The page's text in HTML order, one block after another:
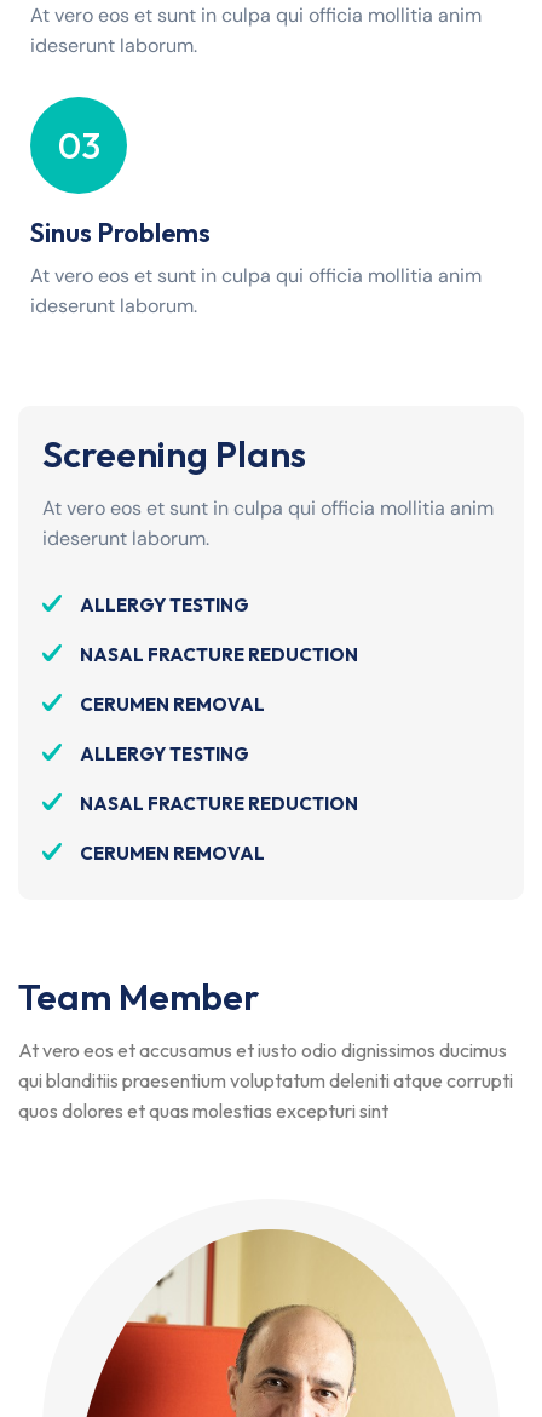
At vero eos et sunt in culpa qui officia mollitia anim
ideserunt laborum.
03
Sinus Problems
At vero eos et sunt in culpa qui officia mollitia anim
ideserunt laborum.
Screening Plans
At vero eos et sunt in culpa qui officia mollitia anim
ideserunt laborum.
ALLERGY TESTING
NASAL FRACTURE REDUCTION
CERUMEN REMOVAL
ALLERGY TESTING
NASAL FRACTURE REDUCTION
CERUMEN REMOVAL
Team Member
At vero eos et accusamus et iusto odio dignissimos ducimus
qui blanditiis praesentium voluptatum deleniti atque corrupti
quos dolores et quas molestias excepturi sint